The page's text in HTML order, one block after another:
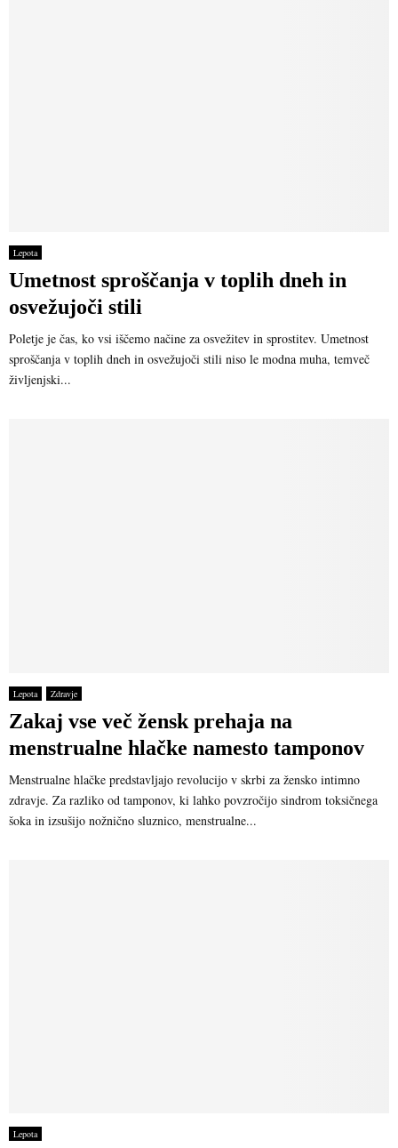
Lepota
Umetnost sproščanja v toplih dneh in
osvežujoči stili
Poletje je čas, ko vsi iščemo načine za osvežitev in sprostitev. Umetnost
sproščanja v toplih dneh in osvežujoči stili niso le modna muha, temveč
življenjski...
Lepota Zdravje
Zakaj vse več žensk prehaja na
menstrualne hlačke namesto tamponov
Menstrualne hlačke predstavljajo revolucijo v skrbi za žensko intimno
zdravje. Za razliko od tamponov, ki lahko povzročijo sindrom toksičnega
šoka in izsušijo nožnično sluznico, menstrualne...
Lepota